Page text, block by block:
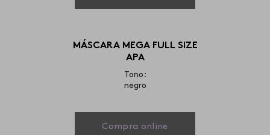
MÁSCARA MEGA FULL SIZE
APA
Tono:
negro
Compra online